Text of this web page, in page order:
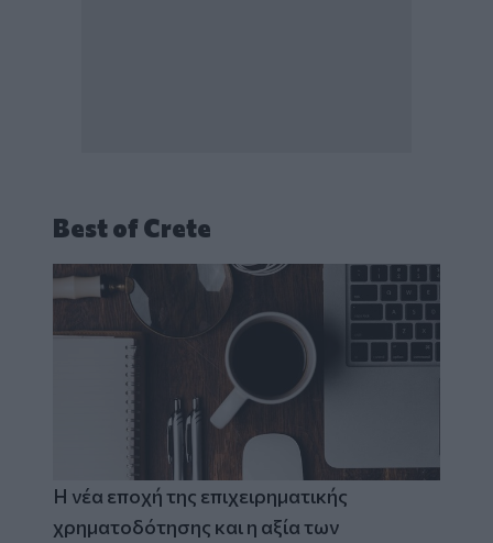
Best of Crete
Η νέα εποχή της επιχειρηματικής
χρηματοδότησης και η αξία των